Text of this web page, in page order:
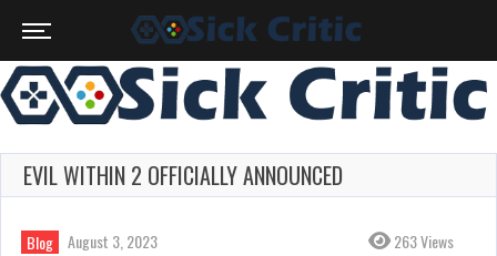
EVIL WITHIN 2 OFFICIALLY ANNOUNCED
Blog August 3, 2023 263 Views